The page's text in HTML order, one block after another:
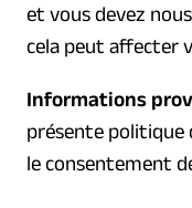
et vous devez
cela peut affecter
Informations
présente politique
le consentement